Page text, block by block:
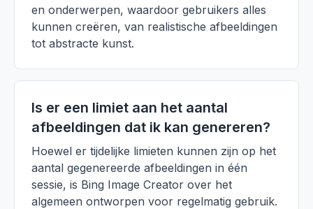
en onderwerpen, waardoor gebruikers alles
kunnen creëren, van realistische afbeeldingen
tot abstracte kunst.
Is er een limiet aan het aantal
afbeeldingen dat ik kan genereren?
Hoewel er tijdelijke limieten kunnen zijn op het
aantal gegenereerde afbeeldingen in één
sessie, is Bing Image Creator over het
algemeen ontworpen voor regelmatig gebruik.